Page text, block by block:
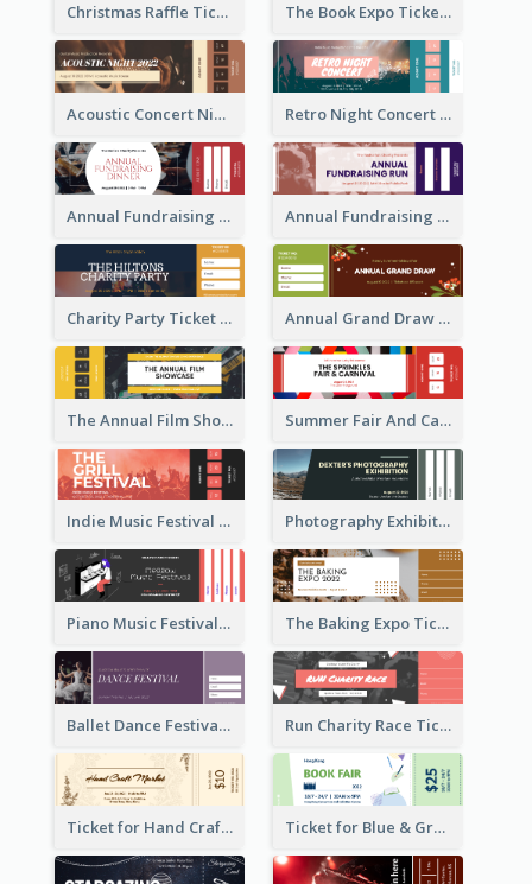
Christmas Raffle Ticket The Book Expo Ticket
Acoustic Concert Night Ticket Retro Night Concert Ticket
Annual Fundraising Dinner Ticket Annual Fundraising Run Ticket
Charity Party Ticket Annual Grand Draw Ticket
The Annual Film Showcase Ticket Summer Fair And Carnival Ticket
Indie Music Festival Ticket Photography Exhibition Ticket
Piano Music Festival Ticket The Baking Expo Ticket
Ballet Dance Festival Ticket Run Charity Race Ticket
Ticket for Hand Craft Market Ticket for Blue & Green Book Fair